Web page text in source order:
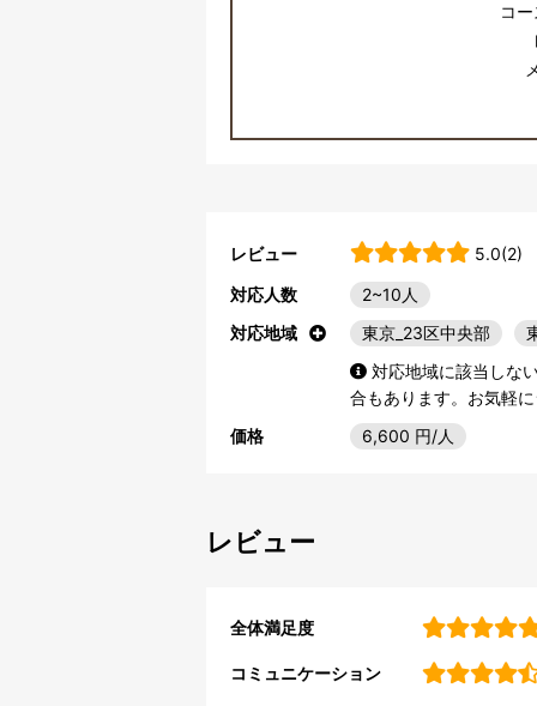
コ
レビュー
5.0(2)
対応人数
2~10人
対応地域
東京_23区中央部
対応地域に該当しな
合もあります。お気軽
価格
6,600 円/人
レビュー
全体満足度
コミュニケーション